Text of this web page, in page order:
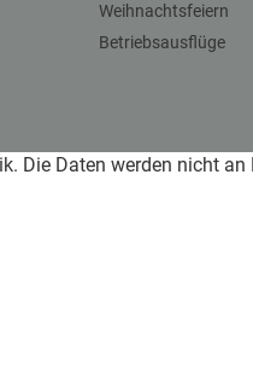
Weihnachtsfeiern
Betriebsausflüge
Die Daten werden nicht an